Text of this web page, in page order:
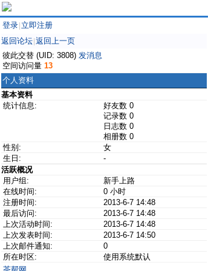
登录 立即注册
返回论坛 返回上一页
彼此交替 (UID: 3808) 发消息
空间访问量 13
个人资料
基本资料
统计信息:
好友数 0
记录数 0
日志数 0
相册数 0
性别:
女
生日:
-
活跃概况
用户组:
新手上路
在线时间:
0 小时
注册时间:
2013-6-7 14:48
最后访问:
2013-6-7 14:48
上次活动时间:
2013-6-7 14:48
上次发表时间:
2013-6-7 14:50
上次邮件通知:
0
所在时区:
使用系统默认